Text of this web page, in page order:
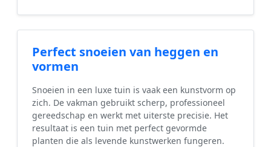
Perfect snoeien van heggen en
vormen
Snoeien in een luxe tuin is vaak een kunstvorm op
zich. De vakman gebruikt scherp, professioneel
gereedschap en werkt met uiterste precisie. Het
resultaat is een tuin met perfect gevormde
planten die als levende kunstwerken fungeren.